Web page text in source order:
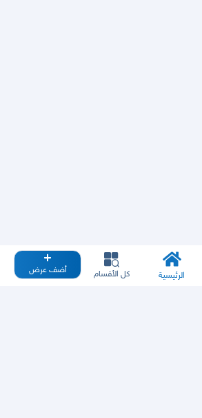
الرئيسية كل الأقسام أضف عرض